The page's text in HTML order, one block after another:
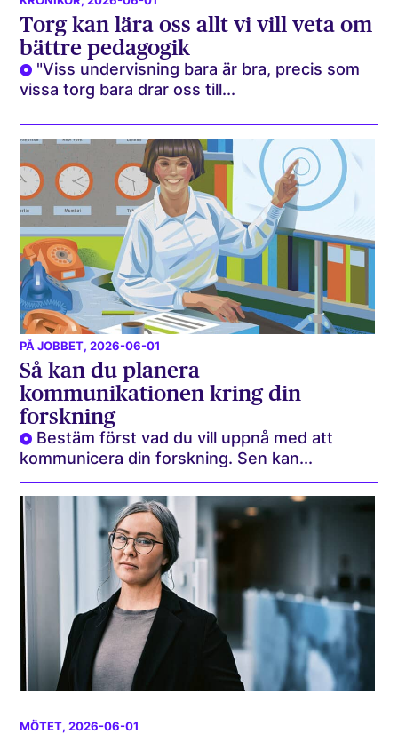
Torg kan lära oss allt vi vill veta om
bättre pedagogik
"Viss undervisning bara är bra, precis som
vissa torg bara drar oss till...
PÅ JOBBET, 2026-06-01
Så kan du planera
kommunikationen kring din
forskning
Bestäm först vad du vill uppnå med att
kommunicera din forskning. Sen kan...
MÖTET, 2026-06-01